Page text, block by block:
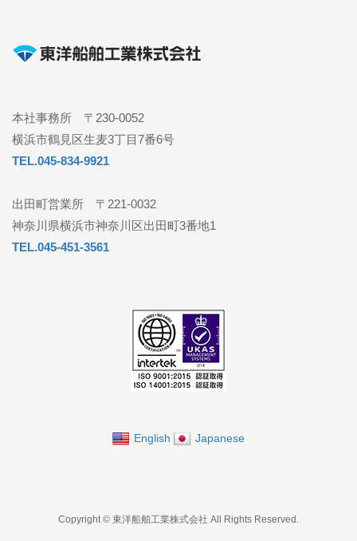
本社事務所 〒230-0052
横浜市鶴見区生麦3丁目7番6号
TEL.045-834-9921
出田町営業所 〒221-0032
神奈川県横浜市神奈川区出田町3番地1
TEL.045-451-3561
English Japanese
Copyright © 東洋船舶工業株式会社 All Rights Reserved.